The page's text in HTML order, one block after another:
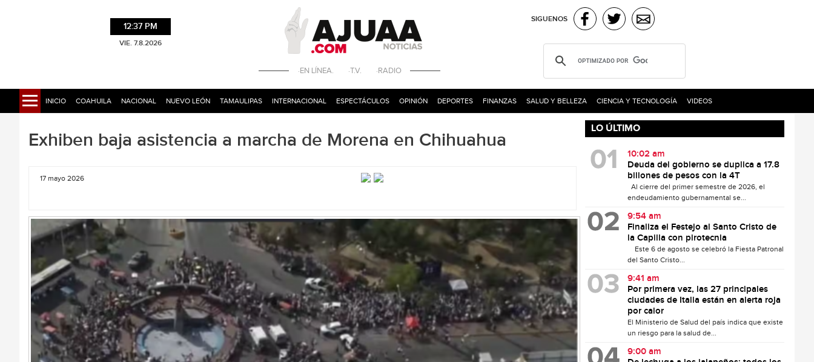
12:37 PM
VIE. 7.8.2026
·EN LÍNEA. ·T.V. ·RADIO
SIGUENOS
INICIO COAHUILA NACIONAL NUEVO LEÓN TAMAULIPAS INTERNACIONAL ESPECTÁCULOS OPINIÓN DEPORTES FINANZAS SALUD Y BELLEZA CIENCIA Y TECNOLOGÍA VIDEOS
Exhiben baja asistencia a marcha de Morena en Chihuahua
17 mayo 2026
LO ÚLTIMO
10:02 am
Deuda del gobierno se duplica a 17.8
billones de pesos con la 4T
Al cierre del primer semestre de 2026, el
endeudamiento gubernamental se...
9:54 am
Finaliza el Festejo al Santo Cristo de
la Capilla con pirotecnia
Este 6 de agosto se celebró la Fiesta Patronal
del Santo Cristo...
9:41 am
Por primera vez, las 27 principales
ciudades de Italia están en alerta roja
por calor
El Ministerio de Salud del país indica que existe
un riesgo para la salud de...
9:00 am